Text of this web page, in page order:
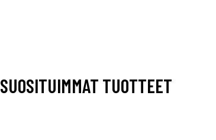
SUOSITUIMMAT TUOTTEET